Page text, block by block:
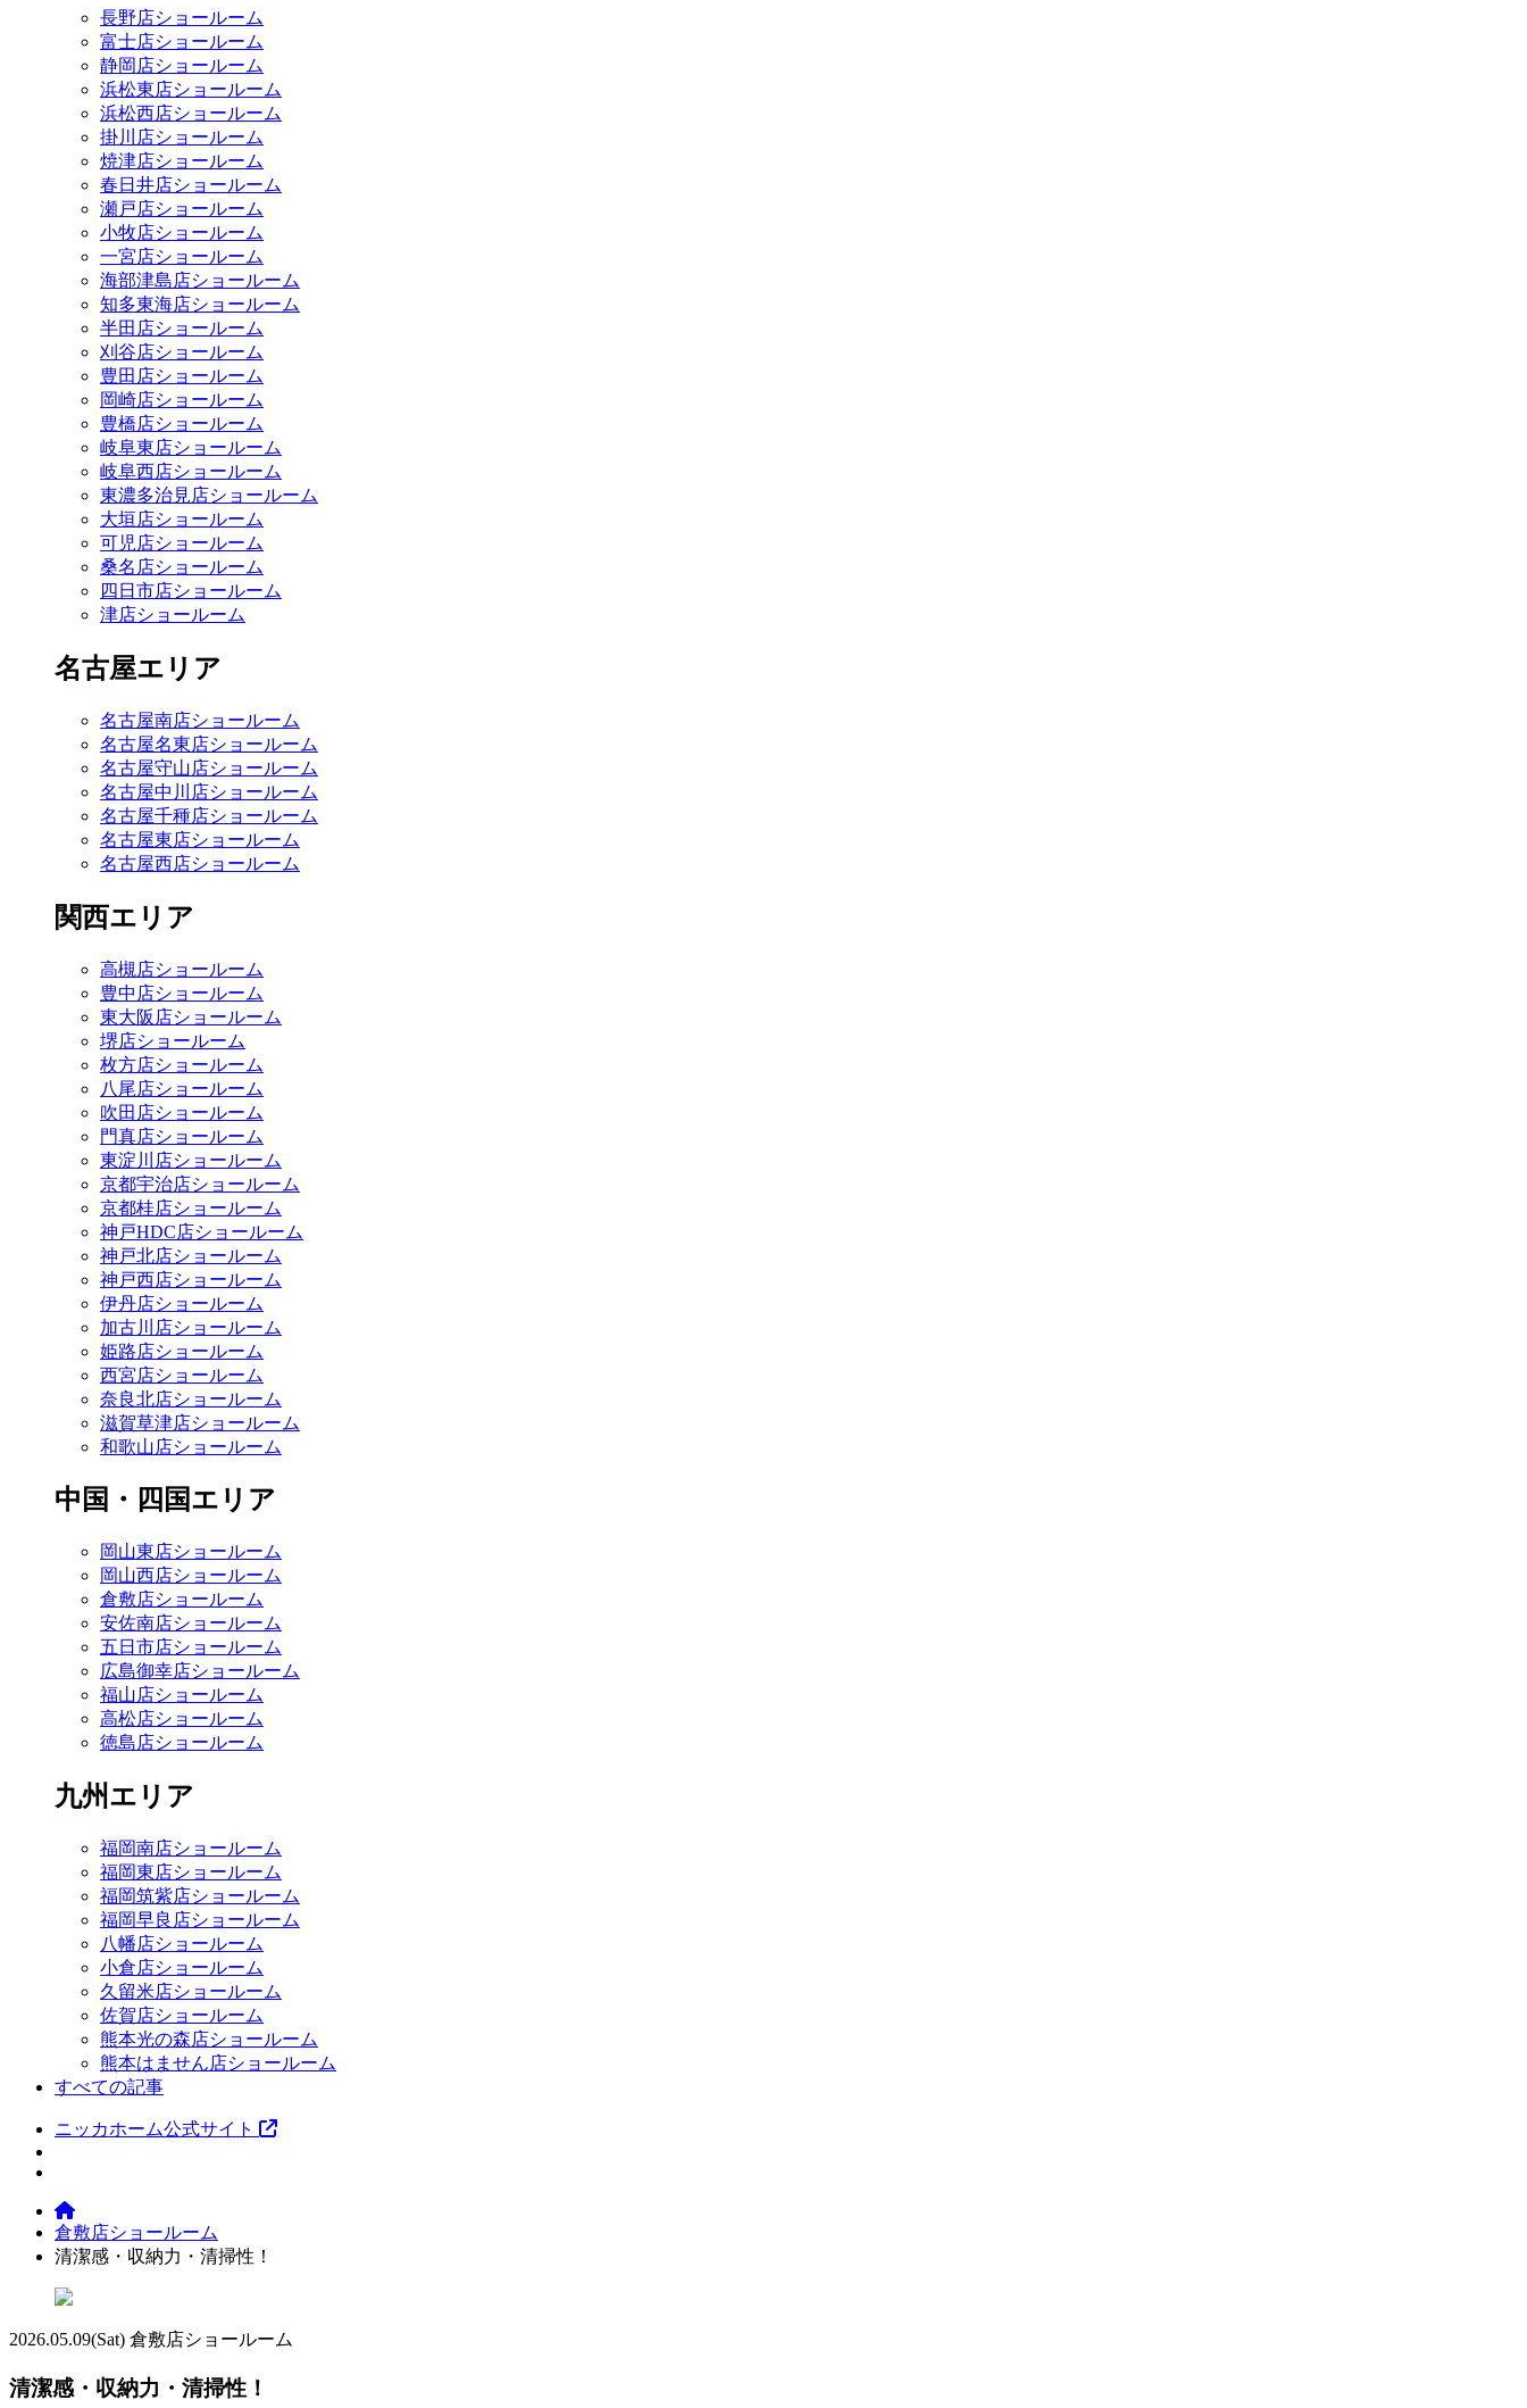
長野店ショールーム
富士店ショールーム
静岡店ショールーム
浜松東店ショールーム
浜松西店ショールーム
掛川店ショールーム
焼津店ショールーム
春日井店ショールーム
瀬戸店ショールーム
小牧店ショールーム
一宮店ショールーム
海部津島店ショールーム
知多東海店ショールーム
半田店ショールーム
刈谷店ショールーム
豊田店ショールーム
岡崎店ショールーム
豊橋店ショールーム
岐阜東店ショールーム
岐阜西店ショールーム
東濃多治見店ショールーム
大垣店ショールーム
可児店ショールーム
桑名店ショールーム
四日市店ショールーム
津店ショールーム
名古屋エリア
名古屋南店ショールーム
名古屋名東店ショールーム
名古屋守山店ショールーム
名古屋中川店ショールーム
名古屋千種店ショールーム
名古屋東店ショールーム
名古屋西店ショールーム
関西エリア
高槻店ショールーム
豊中店ショールーム
東大阪店ショールーム
堺店ショールーム
枚方店ショールーム
八尾店ショールーム
吹田店ショールーム
門真店ショールーム
東淀川店ショールーム
京都宇治店ショールーム
京都桂店ショールーム
神戸HDC店ショールーム
神戸北店ショールーム
神戸西店ショールーム
伊丹店ショールーム
加古川店ショールーム
姫路店ショールーム
西宮店ショールーム
奈良北店ショールーム
滋賀草津店ショールーム
和歌山店ショールーム
中国・四国エリア
岡山東店ショールーム
岡山西店ショールーム
倉敷店ショールーム
安佐南店ショールーム
五日市店ショールーム
広島御幸店ショールーム
福山店ショールーム
高松店ショールーム
徳島店ショールーム
九州エリア
福岡南店ショールーム
福岡東店ショールーム
福岡筑紫店ショールーム
福岡早良店ショールーム
八幡店ショールーム
小倉店ショールーム
久留米店ショールーム
佐賀店ショールーム
熊本光の森店ショールーム
熊本はません店ショールーム
すべての記事
ニッカホーム公式サイト
倉敷店ショールーム
清潔感・収納力・清掃性！
2026.05.09(Sat) 倉敷店ショールーム
清潔感・収納力・清掃性！